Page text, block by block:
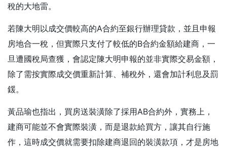
稅的大地雷。
若陳大明以成交價較高的A合約至銀行辦理貸款，並且申報
房地合一稅，但實際只支付了較低的B合約金額給建商，一
旦遭國稅局查獲，會認定陳大明申報的並非實際交易金額，
除了需按實際成交價重新計算、補稅外，還會加計利息及罰
鍰。
黃品瑜也指出，買房送裝潢除了採用AB合約外，實務上，
建商可能並不會實際裝潢，而是退款給買方，讓其自行施
作，這時成交價就需要扣除建商退回的裝潢款項，才是房地